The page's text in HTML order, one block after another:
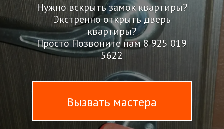
Нужно вскрыть замок квартиры?
Экстренно открыть дверь
квартиры?
Просто Позвоните нам8 925 019
5622
Вызвать мастера